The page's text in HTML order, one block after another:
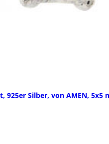
925er Silber, von AMEN, 5x5